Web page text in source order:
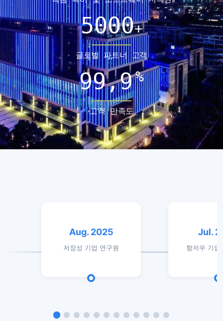
5000+
글로벌 파트너 고객
99,9%
고객 만족도
Aug. 2025
저장성 기업 연구원
Jul.
항저우 기업